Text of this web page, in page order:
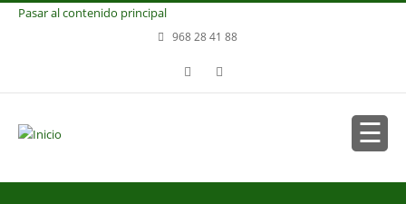
Pasar al contenido principal
968 28 41 88